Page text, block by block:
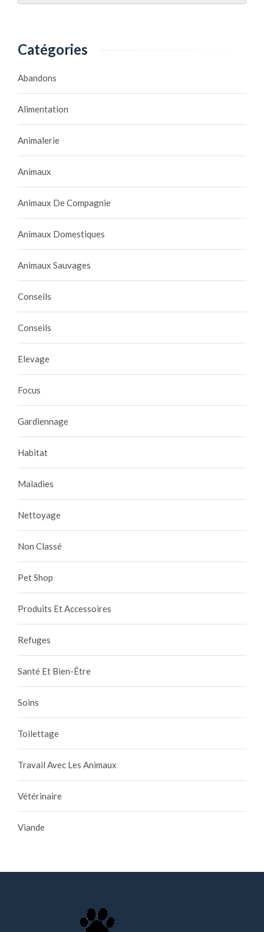
Catégories
Abandons
Alimentation
Animalerie
Animaux
Animaux De Compagnie
Animaux Domestiques
Animaux Sauvages
Conseils
Conseils
Elevage
Focus
Gardiennage
Habitat
Maladies
Nettoyage
Non Classé
Pet Shop
Produits Et Accessoires
Refuges
Santé Et Bien-Être
Soins
Toilettage
Travail Avec Les Animaux
Vétérinaire
Viande